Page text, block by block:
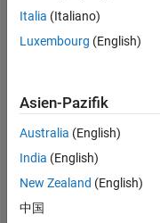
BEITRÄGE L
-2
-1
1
2
4
5
6
7
Italia (Italiano)
Luxembourg (English)
Asien-Pazifik
Australia (English)
India (English)
New Zealand (English)
中国